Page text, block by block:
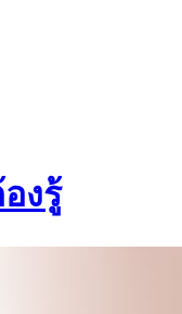
งรู้